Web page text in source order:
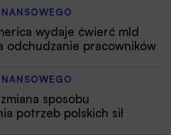
wydaje ćwierć mld
odchudzanie pracowników
sposobu
potrzeb polskich sił